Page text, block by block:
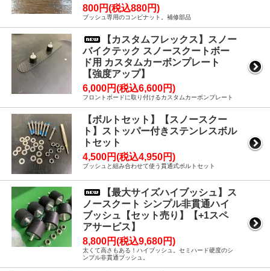
800円(税込880円)
ブッシュ専用のコンビナット。補修部品
【カスタムフレックス】スノー
バイクテック スノースクートボー
ド用 カスタムカーボンプレート
【強度アップ】
6,000円(税込6,600円)
フロントボードに取り付けるカスタムカーボンプレート
【ボルトセット】【スノースクー
ト】ストッパー付きステンレスボル
トセット
4,500円(税込4,950円)
ブッシュと組み合わせて使う貫通式ボルトセット
【最大サイズハイブッシュ】ス
ノースクート シンプル非貫通ハイ
ブッシュ【セット売り】【+1スペ
アサービス】
8,800円(税込9,680円)
太くて高さもある！ハイブッシュ。セミハード硬度のシ
ンプル非貫通ブッシュ。